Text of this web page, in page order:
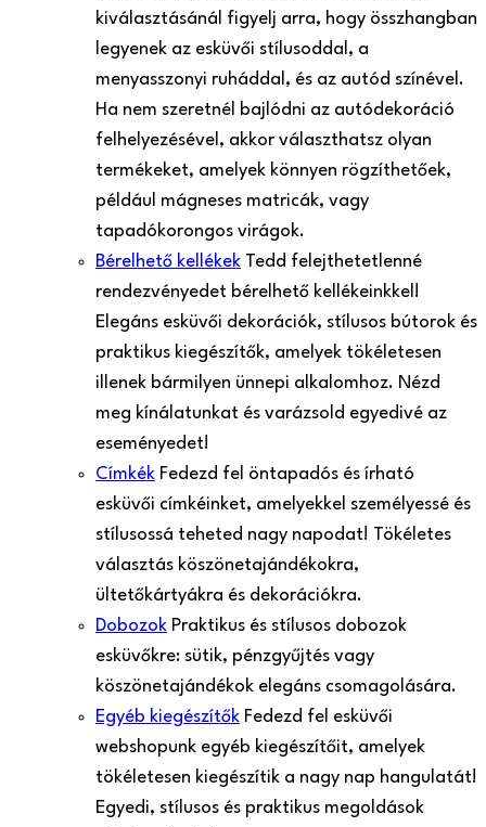
kiválasztásánál figyelj arra, hogy összhangban
legyenek az esküvői stílusoddal, a
menyasszonyi ruháddal, és az autód színével.
Ha nem szeretnél bajlódni az autódekoráció
felhelyezésével, akkor választhatsz olyan
termékeket, amelyek könnyen rögzíthetőek,
például mágneses matricák, vagy
tapadókorongos virágok.
Bérelhető kellékek Tedd felejthetetlenné
rendezvényedet bérelhető kellékeinkkel!
Elegáns esküvői dekorációk, stílusos bútorok és
praktikus kiegészítők, amelyek tökéletesen
illenek bármilyen ünnepi alkalomhoz. Nézd
meg kínálatunkat és varázsold egyedivé az
eseményedet!
Címkék Fedezd fel öntapadós és írható
esküvői címkéinket, amelyekkel személyessé és
stílusossá teheted nagy napodat! Tökéletes
választás köszönetajándékokra,
ültetőkártyákra és dekorációkra.
Dobozok Praktikus és stílusos dobozok
esküvőkre: sütik, pénzgyűjtés vagy
köszönetajándékok elegáns csomagolására.
Egyéb kiegészítők Fedezd fel esküvői
webshopunk egyéb kiegészítőit, amelyek
tökéletesen kiegészítik a nagy nap hangulatát!
Egyedi, stílusos és praktikus megoldások